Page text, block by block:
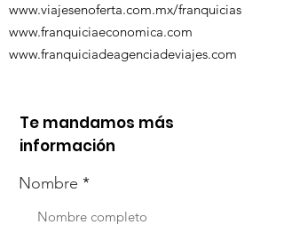
www.viajesenoferta.com.mx/franquicias
www.franquiciaeconomica.com
www.franquiciadeagenciadeviajes.com
Te mandamos más
información
Nombre